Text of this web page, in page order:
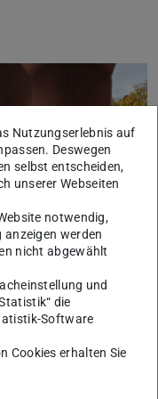
Dr. Martin Lommel
(Dekan des
V B –
Nutzungserlebnis auf
Deswegen
selbst entscheiden,
unserer Webseiten
notwendig,
werden
nicht abgewählt
und
die
Software
Cookies erhalten Sie